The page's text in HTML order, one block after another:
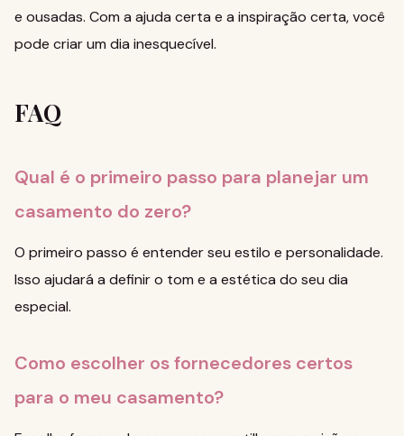
e ousadas. Com a ajuda certa e a inspiração certa, você
pode criar um dia inesquecível.
FAQ
Qual é o primeiro passo para planejar um
casamento do zero?
O primeiro passo é entender seu estilo e personalidade.
Isso ajudará a definir o tom e a estética do seu dia
especial.
Como escolher os fornecedores certos
para o meu casamento?